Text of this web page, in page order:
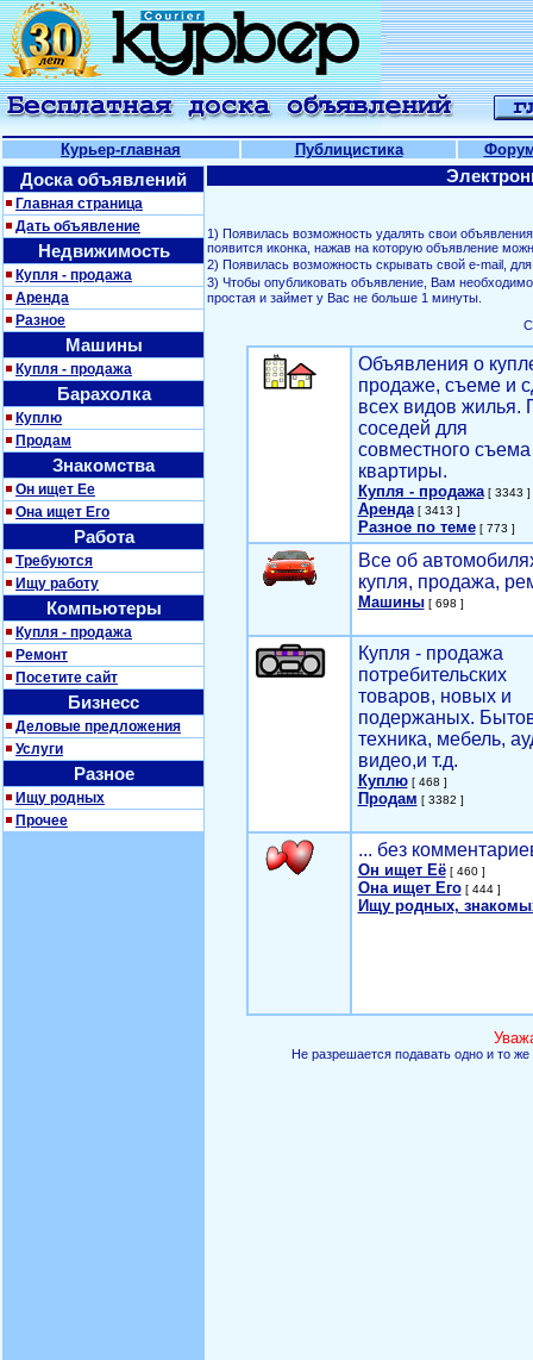
Курьер-главная Публицистика
Доска объявлений
Главная страница
Дать объявление
Недвижимость
Купля - продажа
Аренда
Разное
Машины
Купля - продажа
Барахолка
Куплю
Продам
Знакомства
Он ищет Ее
Она ищет Его
Работа
Требуются
Ищу работу
Компьютеры
Купля - продажа
Ремонт
Посетите сайт
Бизнесс
Деловые предложения
Услуги
Разное
Ищу родных
Прочее
1) Появилась возможность удалять свои
появится иконка, нажав на которую объявление
2) Появилась возможность скрывать свой е-mail,
3) Чтобы опубликовать объявление, Вам
простая и займет у Вас не больше 1 минуты.
Объявления о
продаже, съеме и
всех видов жилья.
соседей для
совместного съема
квартиры.
Купля - продажа[ 3343 ]
Аренда[ 3413 ]
Разное по теме[ 773 ]
Все об
купля, продажа,
Машины[ 698 ]
Купля - продажа
потребительских
товаров, новых и
подержаных.
техника, мебель,
видео,и т.д.
Куплю[ 468 ]
Продам [ 3382 ]
... без
Он ищет Её[ 460 ]
Она ищет Его[ 444 ]
Ищу родных,
Не разрешается подавать одно и то